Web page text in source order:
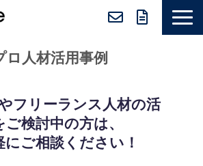
会社紹介
導入事例
採用情報
ロ人材活用事例
フリーランス人材の活
ご検討中の方は、
にご相談ください！